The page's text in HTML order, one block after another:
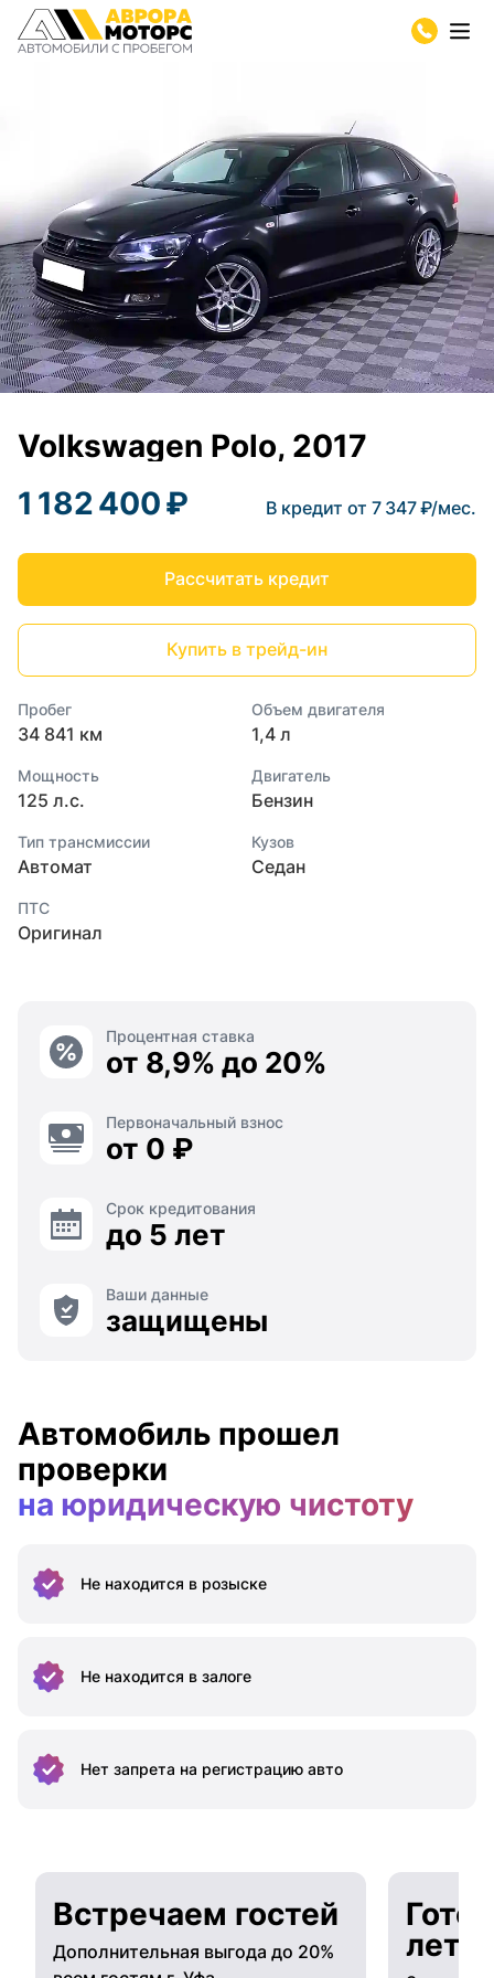
Volkswagen Polo, 2017
1 182 400 ₽
В кредит от 7 347 ₽/мес.
Рассчитать кредит
Купить в трейд-ин
Пробег
34 841 км
Объем двигателя
1,4 л
Мощность
125 л.с.
Двигатель
Бензин
Тип трансмиссии
Автомат
Кузов
Седан
ПТС
Оригинал
Процентная ставка
от 8,9% до 20%
Первоначальный взнос
от 0 ₽
Срок кредитования
до 5 лет
Ваши данные
защищены
Автомобиль прошел
проверки
на юридическую чистоту
Не находится в розыске
Не находится в залоге
Нет запрета на регистрацию авто
Встречаем гостей
Дополнительная выгода до 20%